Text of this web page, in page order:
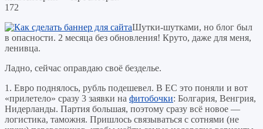
172
Шутки-шутками, но блог был
в опасности. 2 месяца без обновления! Круто, даже для меня,
ленивца.
Ладно, сейчас оправдаю своё безделье.
1. Евро поднялось, рубль подешевел. В ЕС это поняли и вот
«прилетело» сразу 3 заявки на фитобочки: Болгария, Венгрия,
Нидерланды. Партия большая, поэтому сразу всё новое —
логистика, таможня. Пришлось связываться с сотнями (не